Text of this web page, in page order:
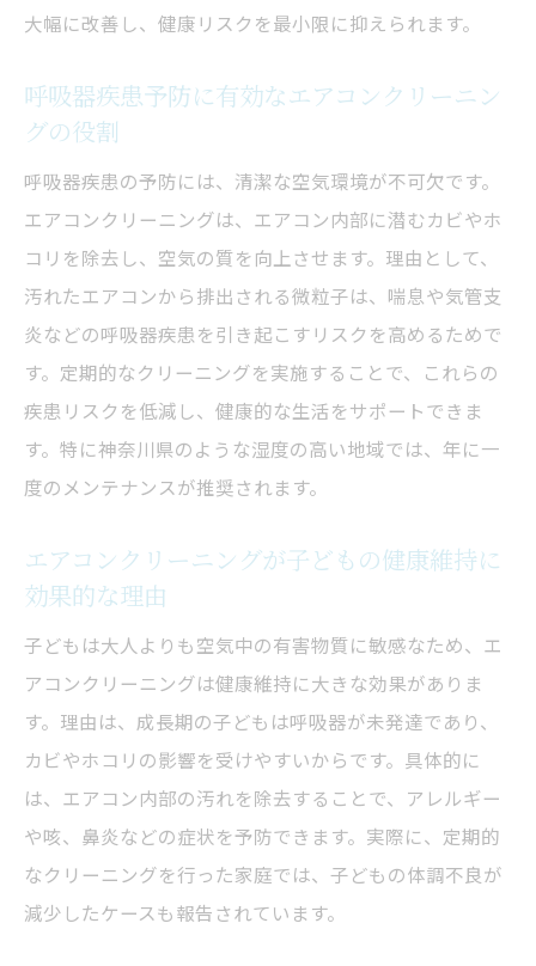
エアコンクリーニング後の効果を最大化す
る日常の工夫
エアコンクリーニングで家族全員が安心で
エアコンクリーニングを生活に取り入れる
タイミング
エアコンクリーニングで長期的な快適生活
を手に入れる
大幅に改善し、健康リスクを最小限に抑えられます。
呼吸器疾患予防に有効なエアコンクリーニン
グの役割
呼吸器疾患の予防には、清潔な空気環境が不可欠です。
エアコンクリーニングは、エアコン内部に潜むカビやホ
コリを除去し、空気の質を向上させます。理由として、
汚れたエアコンから排出される微粒子は、喘息や気管支
炎などの呼吸器疾患を引き起こすリスクを高めるためで
す。定期的なクリーニングを実施することで、これらの
疾患リスクを低減し、健康的な生活をサポートできま
す。特に神奈川県のような湿度の高い地域では、年に一
度のメンテナンスが推奨されます。
エアコンクリーニングが子どもの健康維持に
効果的な理由
子どもは大人よりも空気中の有害物質に敏感なため、エ
アコンクリーニングは健康維持に大きな効果がありま
す。理由は、成長期の子どもは呼吸器が未発達であり、
カビやホコリの影響を受けやすいからです。具体的に
は、エアコン内部の汚れを除去することで、アレルギー
や咳、鼻炎などの症状を予防できます。実際に、定期的
なクリーニングを行った家庭では、子どもの体調不良が
減少したケースも報告されています。